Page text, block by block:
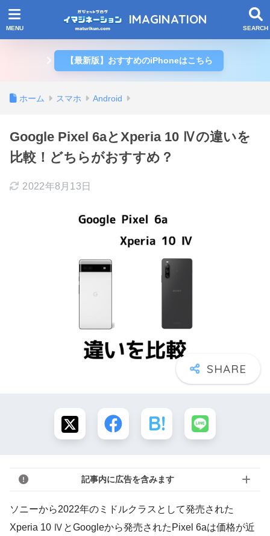
IMAGINATION
【最新版】おすすめのiPhoneはこちら
ホーム スマホ Android
Google Pixel 6aとXperia 10 Ⅳの違いを
比較！どちらがおすすめ？
2022年8月13日
記事内に広告を含みます
ソニーから2022年のミドルクラスとして発売された
Xperia 10 ⅣとGoogleから発売されたPixel 6aは価格が近